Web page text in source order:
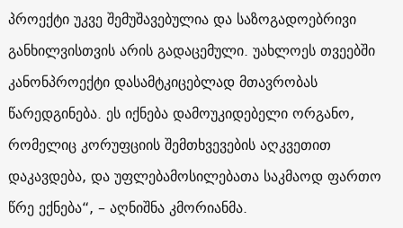
პროექტი უკვე შემუშავებულია და საზოგადოებრივი
განხილვისთვის არის გადაცემული. უახლოეს თვეებში
კანონპროექტი დასამტკიცებლად მთავრობას
წარედგინება. ეს იქნება დამოუკიდებელი ორგანო,
რომელიც კორუფციის შემთხვევების აღკვეთით
დაკავდება, და უფლებამოსილებათა საკმაოდ ფართო
წრე ექნება“, – აღნიშნა კმორიანმა.